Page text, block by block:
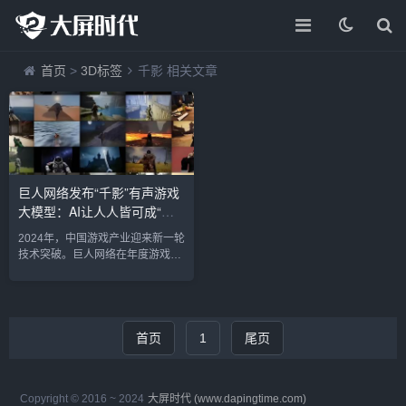
首页 > 3D标签 千影 相关文章
巨人网络发布“千影”有声游戏
大模型：AI让人人皆可成“游
戏开发者”
2024年，中国游戏产业迎来新一轮
技术突破。巨人网络在年度游戏产
属于自己的游戏。这一革新标志着
“游戏+AI”的深度融合，为游戏创作
打开了全新大门。【“千影”大模型
YingSound。其中，YingGame专
首页 1 尾页
Copyright © 2016 ~ 2024 大屏时代 (www.dapingtime.com)